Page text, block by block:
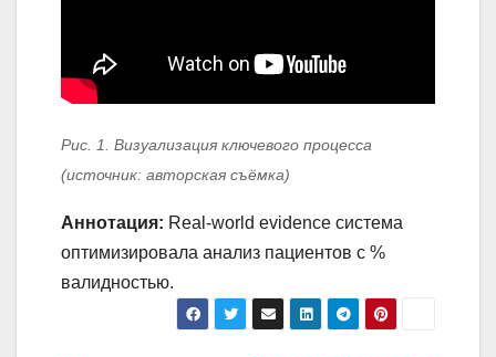
Рис. 1. Визуализация ключевого процесса
(источник: авторская съёмка)
Аннотация: Real-world evidence система
оптимизировала анализ пациентов с %
валидностью.